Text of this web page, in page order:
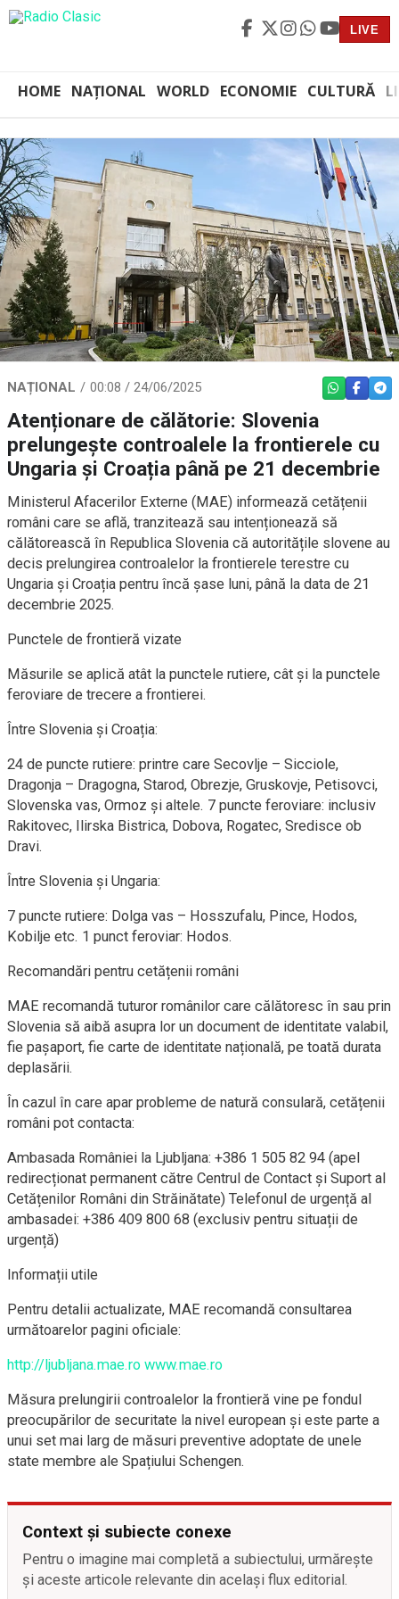
LIVE
HOME NAȚIONAL WORLD ECONOMIE CULTURĂ
NAȚIONAL 00:08 / 24/06/2025 WHATSAPP
Atenționare de călătorie: Slovenia
prelungește controalele la frontierele cu
Ungaria și Croația până pe 21 decembrie
Ministerul Afacerilor Externe (MAE) informează cetățenii
români care se află, tranzitează sau intenționează să
călătorească în Republica Slovenia că autoritățile slovene au
decis prelungirea controalelor la frontierele terestre cu
Ungaria și Croația pentru încă șase luni, până la data de 21
decembrie 2025.
Punctele de frontieră vizate
Măsurile se aplică atât la punctele rutiere, cât și la punctele
feroviare de trecere a frontierei.
Între Slovenia și Croația:
24 de puncte rutiere: printre care Secovlje – Sicciole,
Dragonja – Dragogna, Starod, Obrezje, Gruskovje, Petisovci,
Slovenska vas, Ormoz și altele. 7 puncte feroviare: inclusiv
Rakitovec, Ilirska Bistrica, Dobova, Rogatec, Sredisce ob
Dravi.
Între Slovenia și Ungaria:
7 puncte rutiere: Dolga vas – Hosszufalu, Pince, Hodos,
Kobilje etc. 1 punct feroviar: Hodos.
Recomandări pentru cetățenii români
MAE recomandă tuturor românilor care călătoresc în sau prin
Slovenia să aibă asupra lor un document de identitate valabil,
fie pașaport, fie carte de identitate națională, pe toată durata
deplasării.
În cazul în care apar probleme de natură consulară, cetățenii
români pot contacta:
Ambasada României la Ljubljana: +386 1 505 82 94 (apel
redirecționat permanent către Centrul de Contact și Suport al
Cetățenilor Români din Străinătate) Telefonul de urgență al
ambasadei: +386 409 800 68 (exclusiv pentru situații de
urgență)
Informații utile
Pentru detalii actualizate, MAE recomandă consultarea
următoarelor pagini oficiale:
http://ljubljana.mae.ro www.mae.ro
Măsura prelungirii controalelor la frontieră vine pe fondul
preocupărilor de securitate la nivel european și este parte a
unui set mai larg de măsuri preventive adoptate de unele
state membre ale Spațiului Schengen.
Context și subiecte conexe
Pentru o imagine mai completă a subiectului, urmărește
și aceste articole relevante din același flux editorial.